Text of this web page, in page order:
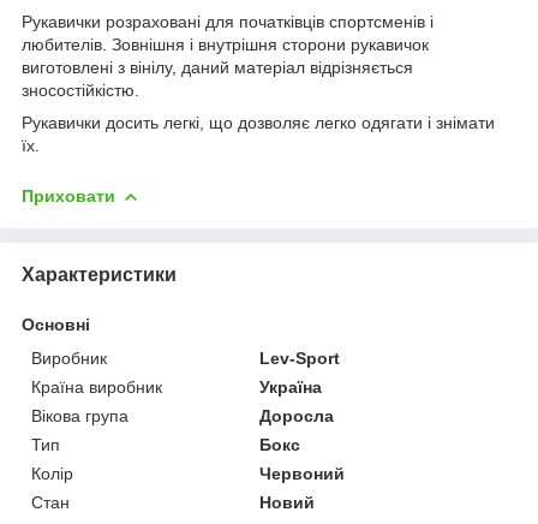
Рукавички розраховані для початківців спортсменів і
любителів. Зовнішня і внутрішня сторони рукавичок
виготовлені з вінілу, даний матеріал відрізняється
зносостійкістю.
Рукавички досить легкі, що дозволяє легко одягати і знімати
їх.
Приховати
Характеристики
Основні
Виробник
Lev-Sport
Країна виробник
Україна
Вікова група
Доросла
Тип
Бокс
Колір
Червоний
Стан
Новий